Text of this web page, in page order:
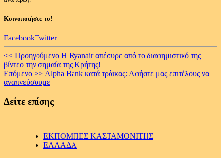
Κοινοποιήστε το!
FacebookTwitter
Continue
Reading
<< Προηγούμενο Η Ryanair απέσυρε από το διαφημιστικό της
βίντεο την σημαία της Κρήτης!
Επόμενο >> Alpha Bank κατά τρόικας: Αφήστε μας επιτέλους να
αναπνεύσουμε
Δείτε επίσης
ΕΚΠΟΜΠΕΣ ΚΑΣΤΑΜΟΝΙΤΗΣ
ΕΛΛΑΔΑ